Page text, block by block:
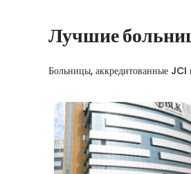
Лучшие
Больницы, аккредитованные